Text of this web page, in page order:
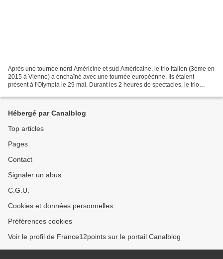
Après une tournée nord Américine et sud Américaine, le trio italien (3ème en
2015 à Vienne) a enchaîné avec une tournée européènne. Ils étaient
présent à l'Olympia le 29 mai. Durant les 2 heures de spectacles, le trio
Hébergé par Canalblog
Top articles
Pages
Contact
Signaler un abus
C.G.U.
Cookies et données personnelles
Préférences cookies
Voir le profil de France12points sur le portail Canalblog